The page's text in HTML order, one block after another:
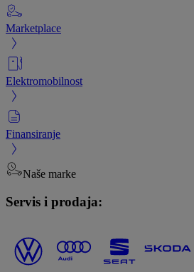
Marketplace
Elektromobilnost
Finansiranje
Naše marke
Servis i prodaja: